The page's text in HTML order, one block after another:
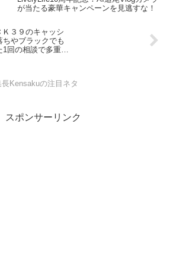
が当たる豪華キャンペーンを見逃すな！
Ｋ３９のキャッシ
やブラックでも
回の相談で多重債
長Kensakuの注目ネタ
スポンサーリンク